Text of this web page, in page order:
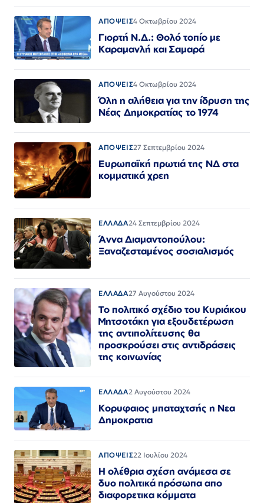
ΑΠΟΨΕΙΣ4 Οκτωβρίου 2024
Γιορτή Ν.Δ.: Θολό τοπίο με
Καραμανλή και Σαμαρά
ΑΠΟΨΕΙΣ4 Οκτωβρίου 2024
Όλη η αλήθεια για την ίδρυση της
Νέας Δημοκρατίας το 1974
ΑΠΟΨΕΙΣ27 Σεπτεμβρίου 2024
Ευρωπαϊκή πρωτιά της ΝΔ στα
κομματικά χρεη
ΕΛΛΑΔΑ24 Σεπτεμβρίου 2024
Άννα Διαμαντοπούλου:
Ξαναζεσταμένος σοσιαλισμός
ΕΛΛΑΔΑ27 Αυγούστου 2024
Το πολιτικό σχέδιο του Κυριάκου
Μητσοτάκη για εξουδετέρωση
της αντιπολίτευσης θα
προσκρούσει στις αντιδράσεις
της κοινωνίας
ΕΛΛΑΔΑ2 Αυγούστου 2024
Κορυφαιος μπαταχτσής η Νεα
Δημοκρατια
ΑΠΟΨΕΙΣ22 Ιουλίου 2024
Η ολέθρια σχέση ανάμεσα σε
δυο πολιτικά πρόσωπα απο
διαφορετικα κόμματα